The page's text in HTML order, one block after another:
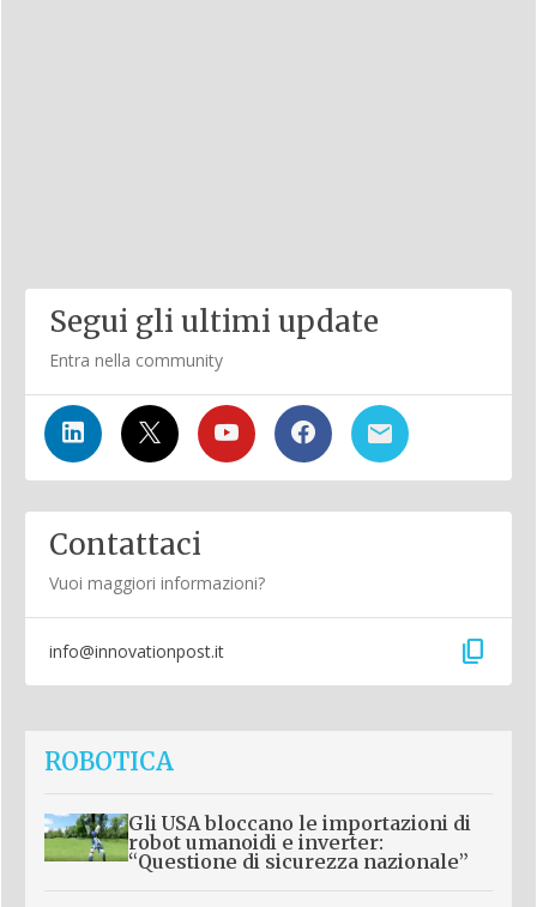
Segui gli ultimi update
Entra nella community
Contattaci
Vuoi maggiori informazioni?
info@innovationpost.it content_copy
ROBOTICA
Gli USA bloccano le importazioni di
robot umanoidi e inverter:
“Questione di sicurezza nazionale”